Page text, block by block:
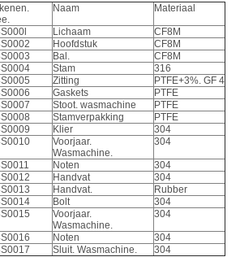
Naam Materiaal
Lichaam
CF8M
Hoofdstuk
CF8M
Bal.
CF8M
Stam
316
Zitting
PTFE+3%. GF 4
Gaskets
PTFE
Stoot. wasmachine
PTFE
Stamverpakking
PTFE
Klier
304
Voorjaar.
Wasmachine.
304
Noten
304
Handvat
304
Handvat.
Rubber
Bolt
304
Voorjaar.
Wasmachine.
304
Noten
304
Sluit. Wasmachine. 304